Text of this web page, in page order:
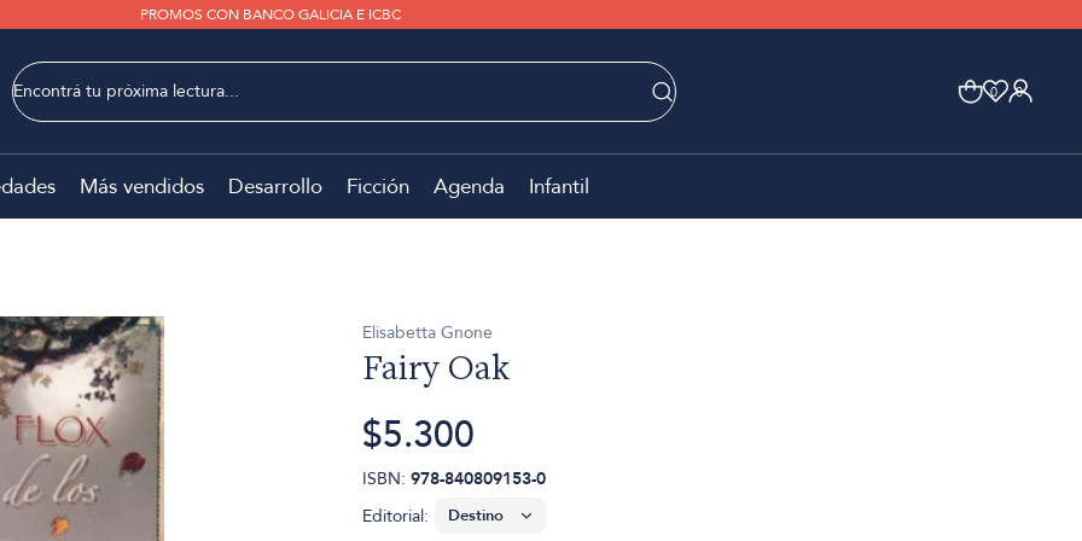
PROMOS CON BANCO GALICIA E ICBC
0 0
Más vendidos Desarrollo Ficción Agenda Infantil
Elisabetta Gnone
Fairy Oak
$5.300
ISBN: 978-840809153-0
Editorial: